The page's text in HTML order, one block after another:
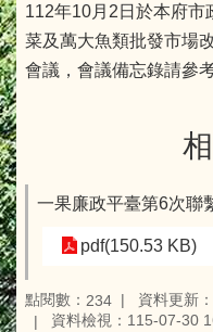
112年10月2日於本府
菜及萬大魚類批發市場
會議，會議備忘錄請參考
一果廉政平臺第6次聯
pdf(150.53 KB)
點閱數： 234
資料更新
資料檢視：115-07-30